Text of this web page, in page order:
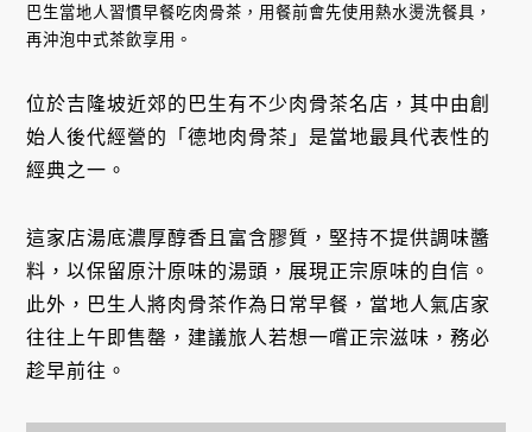
巴生當地人習慣早餐吃肉骨茶，用餐前會先使用熱水燙洗餐具，
再沖泡中式茶飲享用。
位於吉隆坡近郊的巴生有不少肉骨茶名店，其中由創
始人後代經營的「德地肉骨茶」是當地最具代表性的
經典之一。
這家店湯底濃厚醇香且富含膠質，堅持不提供調味醬
料，以保留原汁原味的湯頭，展現正宗原味的自信。
此外，巴生人將肉骨茶作為日常早餐，當地人氣店家
往往上午即售罄，建議旅人若想一嚐正宗滋味，務必
趁早前往。